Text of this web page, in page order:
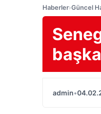
Haberler›Güncel
admin•